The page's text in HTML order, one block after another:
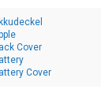
Cover
Cover